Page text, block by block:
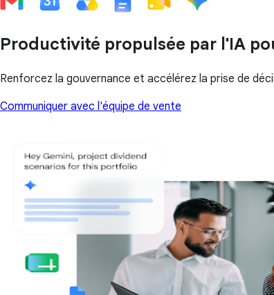
Productivité propulsée par l'IA
Renforcez la gouvernance et accélérez la prise de
Communiquer avec l'équipe de vente